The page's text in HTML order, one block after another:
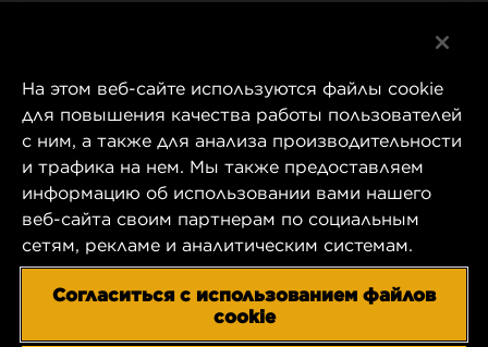
CAREER
COMPANY STORE
DATA PRIVACY
IMPRINT
Instagram
YouTube
1 Wix Way
P.O. Box 1967
Gastonia, NC 28054
US Product & Customer Service:
На этом веб-сайте используются файлы cookie
для повышения качества работы пользователей
с ним, а также для анализа производительности
и трафика на нем. Мы также предоставляем
информацию об использовании вами нашего
веб-сайта своим партнерам по социальным
сетям, рекламе и аналитическим системам.
Согласиться с использованием файлов
cookie